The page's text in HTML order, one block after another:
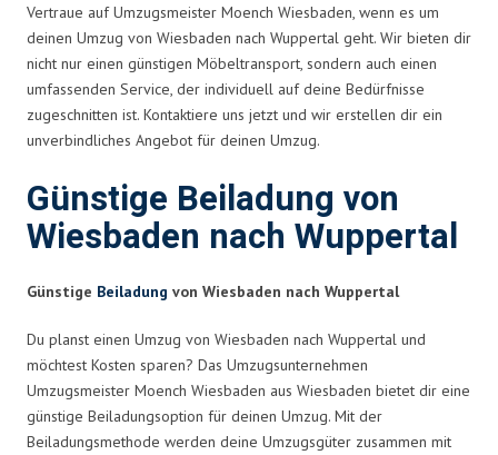
Vertraue auf Umzugsmeister Moench Wiesbaden, wenn es um
deinen Umzug von Wiesbaden nach Wuppertal geht. Wir bieten dir
nicht nur einen günstigen Möbeltransport, sondern auch einen
umfassenden Service, der individuell auf deine Bedürfnisse
zugeschnitten ist. Kontaktiere uns jetzt und wir erstellen dir ein
unverbindliches Angebot für deinen Umzug.
Günstige Beiladung von
Wiesbaden nach Wuppertal
Günstige Beiladung von Wiesbaden nach Wuppertal
Du planst einen Umzug von Wiesbaden nach Wuppertal und
möchtest Kosten sparen? Das Umzugsunternehmen
Umzugsmeister Moench Wiesbaden aus Wiesbaden bietet dir eine
günstige Beiladungsoption für deinen Umzug. Mit der
Beiladungsmethode werden deine Umzugsgüter zusammen mit